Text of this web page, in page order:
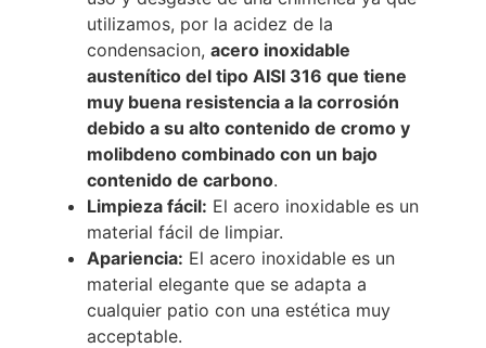
utilizamos, por la acidez de la
condensacion, acero inoxidable
austenítico del tipo AISI 316 que tiene
muy buena resistencia a la corrosión
debido a su alto contenido de cromo y
molibdeno combinado con un bajo
contenido de carbono.
Limpieza fácil: El acero inoxidable es un
material fácil de limpiar.
Apariencia: El acero inoxidable es un
material elegante que se adapta a
cualquier patio con una estética muy
acceptable.